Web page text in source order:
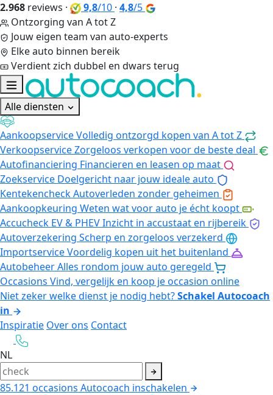
2.968 reviews · 9,8/10 · 4,8/5
Ontzorging van A tot Z
Jouw eigen team van auto-experts
Elke auto binnen bereik
Verdient zich dubbel en dwars terug
Alle diensten
AankoopserviceVolledig ontzorgd kopen van A tot Z
VerkoopserviceZorgeloos verkopen voor de beste deal
Autofinanciering Financieren en leasen op maat
Zoekservice Doelgericht naar jouw ideale auto
KentekencheckAutoverleden zonder geheimen
Aankoopkeuring Weten wat voor auto je écht koopt
Accucheck EV & PHEVInzicht in accustaat en rijbereik
Autoverzekering Scherp en zorgeloos verzekerd
ImportserviceVoordelig kopen uit het buitenland
AutobeheerAlles rondom jouw auto geregeld
Occasions Vind, vergelijk en koop je occasion online
Niet zeker welke dienst je nodig hebt?Schakel Autocoach
in
Inspiratie Over ons Contact
NL
85.121 occasions Autocoach inschakelen